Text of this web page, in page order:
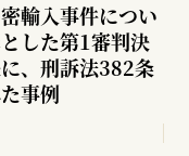
輸入事件につい
した第1審判決
、刑訴法382条
事例